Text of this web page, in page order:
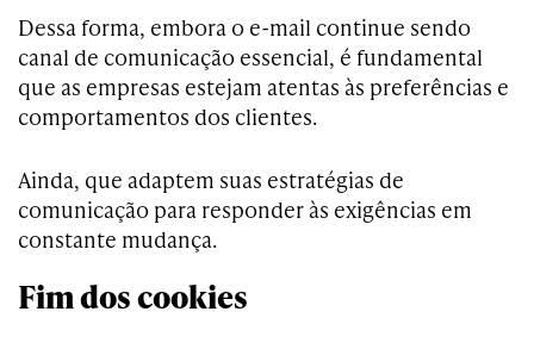
Dessa forma, embora o e-mail continue sendo
canal de comunicação essencial, é fundamental
que as empresas estejam atentas às preferências e
comportamentos dos clientes.
Ainda, que adaptem suas estratégias de
comunicação para responder às exigências em
constante mudança.
Fim dos cookies